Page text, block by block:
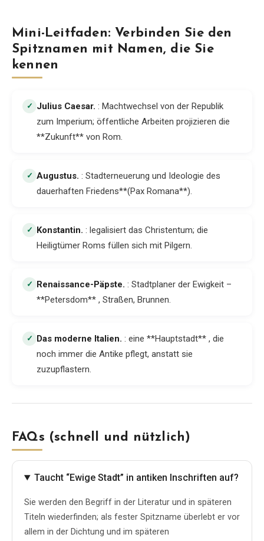
Mini-Leitfaden: Verbinden Sie den
Spitznamen mit Namen, die Sie
kennen
✓ Julius Caesar. : Machtwechsel von der Republik
zum Imperium; öffentliche Arbeiten projizieren die
**Zukunft** von Rom.
✓ Augustus. : Stadterneuerung und Ideologie des
dauerhaften Friedens**(Pax Romana**).
✓ Konstantin. : legalisiert das Christentum; die
Heiligtümer Roms füllen sich mit Pilgern.
✓ Renaissance-Päpste. : Stadtplaner der Ewigkeit –
**Petersdom** , Straßen, Brunnen.
✓ Das moderne Italien. : eine **Hauptstadt** , die
noch immer die Antike pflegt, anstatt sie
zuzupflastern.
FAQs (schnell und nützlich)
Taucht “Ewige Stadt” in antiken Inschriften auf?
Sie werden den Begriff in der Literatur und in späteren
Titeln wiederfinden; als fester Spitzname überlebt er vor
allem in der Dichtung und im späteren